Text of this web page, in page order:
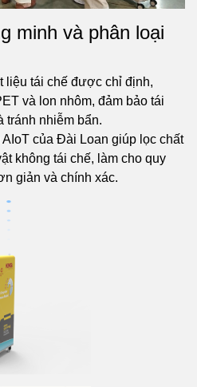
minh và phân loại
liệu tái chế được chỉ định,
và lon nhôm, đảm bảo tái
tránh nhiễm bẩn.
của Đài Loan giúp lọc chất
không tái chế, làm cho quy
giản và chính xác.